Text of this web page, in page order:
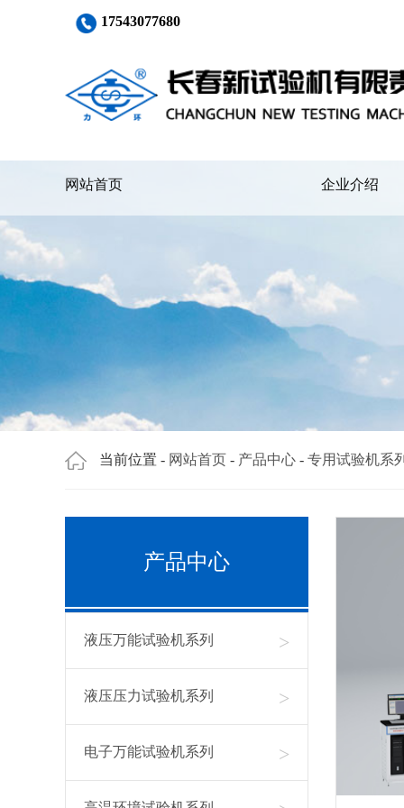
17543077680
网站首页 企业介绍
当前位置 - 网站首页 - 产品中心 - 专用试验机系
产品中心
液压万能试验机系列 >
液压压力试验机系列 >
电子万能试验机系列 >